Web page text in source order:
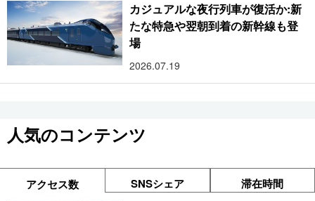
カジュアルな夜行列車が復活か:新
たな特急や翌朝到着の新幹線も登
場
2026.07.19
人気のコンテンツ
アクセス数 SNSシェア 滞在時間